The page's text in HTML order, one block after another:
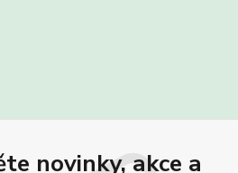
novinky, akce a